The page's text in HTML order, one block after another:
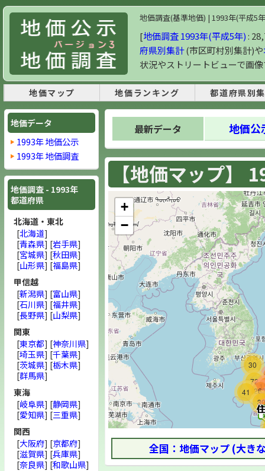
地価調査(基準地価) | 1993年(平成5
[地価調査 1993年(平成5年) :
府県別集計(市区町村別集計)や
状況やストリートビューで画
地価マップ 地価ランキング 都道府県別
最新データ 地価
【地価マップ】
30
30
72
41
+
−
全国：地価マップ (大き
地価データ
1993年 地価公示
1993年 地価調査
地価調査 - 1993年
都道府県
北海道・東北
[北海道]
[青森県] [岩手県]
[宮城県] [秋田県]
[山形県] [福島県]
甲信越
[新潟県] [富山県]
[石川県] [福井県]
[長野県] [山梨県]
関東
[東京都] [神奈川県]
[埼玉県] [千葉県]
[茨城県] [栃木県]
[群馬県]
東海
[岐阜県] [静岡県]
[愛知県] [三重県]
関西
[大阪府] [京都府]
[滋賀県] [兵庫県]
[奈良県] [和歌山県]